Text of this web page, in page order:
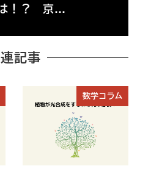
は！？ 京…
記事
数学コラム